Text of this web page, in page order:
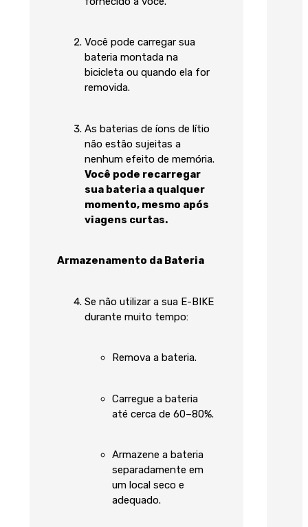
Você pode carregar sua
bateria montada na
bicicleta ou quando ela for
removida.
As baterias de íons de lítio
não estão sujeitas a
nenhum efeito de memória.
Você pode recarregar
sua bateria a qualquer
momento, mesmo após
viagens curtas.
Armazenamento da Bateria
Se não utilizar a sua E-BIKE
durante muito tempo:
Remova a bateria.
Carregue a bateria
até cerca de 60–80%.
Armazene a bateria
separadamente em
um local seco e
adequado.